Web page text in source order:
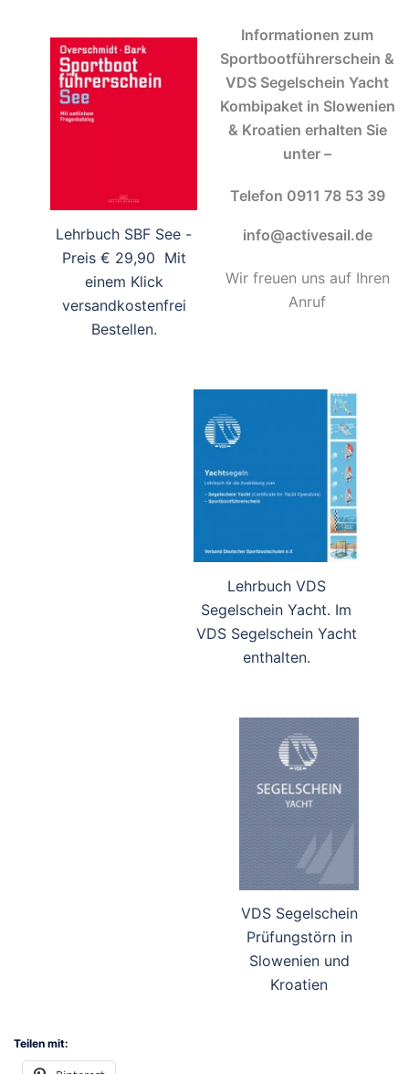
Lehrbuch SBF See -
Preis € 29,90 Mit
einem Klick
versandkostenfrei
Bestellen.
Lehrbuch VDS
Segelschein Yacht. Im
VDS Segelschein Yacht
enthalten.
VDS Segelschein
Prüfungstörn in
Slowenien und
Kroatien
Informationen zum
Sportbootführerschein &
VDS Segelschein Yacht
Kombipaket in Slowenien
& Kroatien erhalten Sie
unter –
Telefon 0911 78 53 39
info@activesail.de
Wir freuen uns auf Ihren
Anruf
Teilen mit: